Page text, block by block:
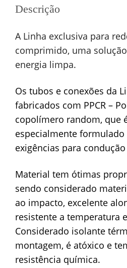
Descrição
A Linha exclusiva para
comprimido, uma
energia limpa.
Os tubos e conexões da
fabricados com PPCR –
copolímero random, que
especialmente formulado
exigências para
Material tem ótimas
sendo considerado
ao impacto, excelente
resistente a temperatura
Considerado isolante
montagem, é atóxico e
resistência química.